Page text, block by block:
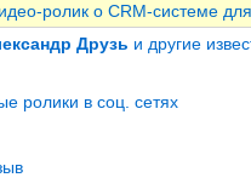
ролик о CRM-системе
Друзь и другие
ролики в соц. сетях